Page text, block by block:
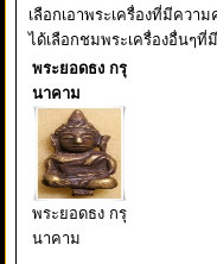
เลือกเอาพระเครื่องที่มีควา
ได้เลือกชมพระเครื่องอื่นๆที่
พระยอดธง กรุ
นาคาม
พระยอดธง กรุ
นาคาม